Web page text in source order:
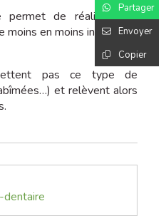
permet de réaliser des
en moins invasives.
pas ce type de
et relèvent alors
dentaire
Partager
Envoyer
Copier